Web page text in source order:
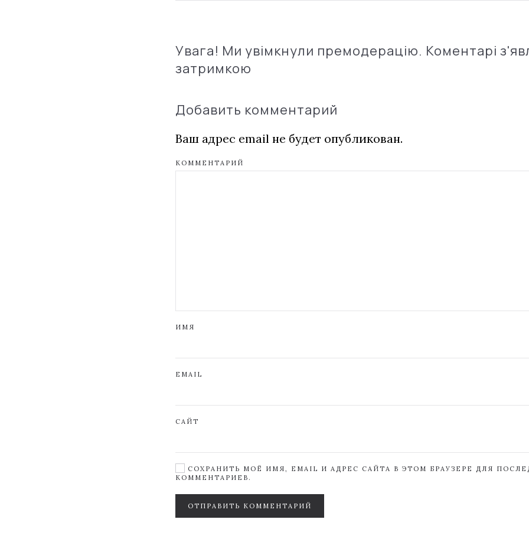
Увага! Ми увімкнули премодерацію. Коментарі
затримкою
Добавить комментарий
Ваш адрес email не будет опубликован.
КОММЕНТАРИЙ
ИМЯ
EMAIL
САЙТ
СОХРАНИТЬ МОЁ ИМЯ, EMAIL И АДРЕС САЙТА В ЭТОМ БРАУЗЕРЕ ДЛЯ
КОММЕНТАРИЕВ.
ОТПРАВИТЬ КОММЕНТАРИЙ